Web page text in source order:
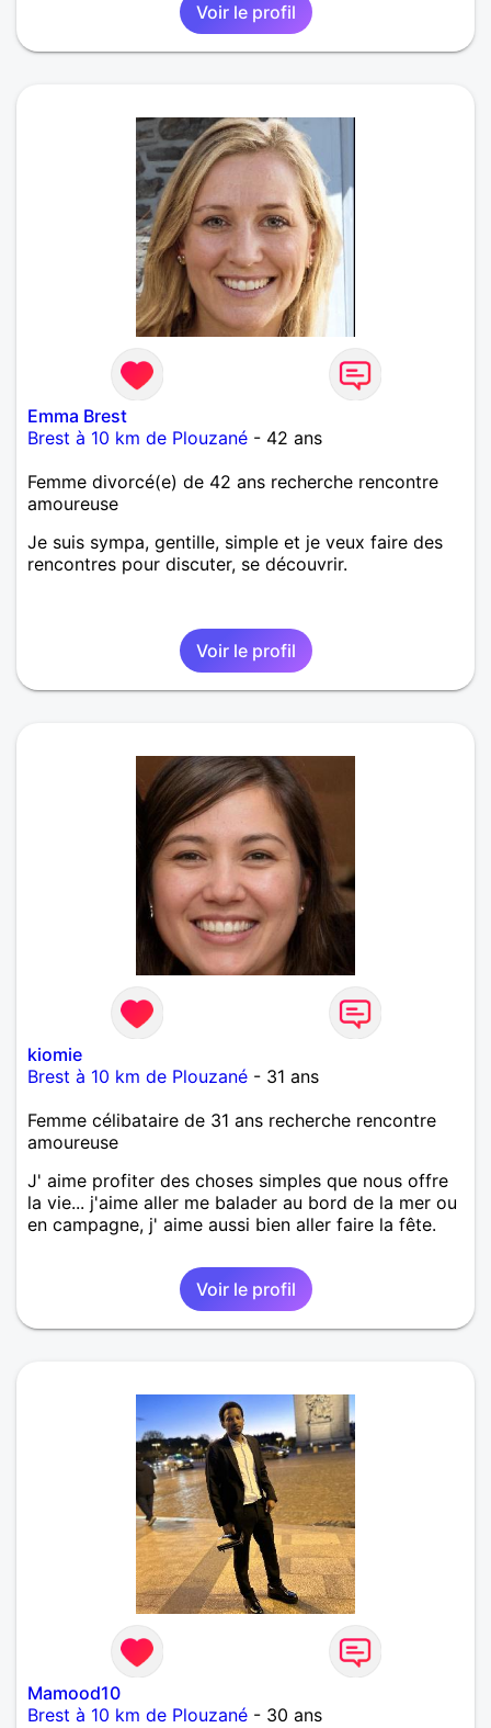
Voir le profil
Emma Brest
Brest à 10 km de Plouzané - 42 ans
Femme divorcé(e) de 42 ans recherche rencontre
amoureuse
Je suis sympa, gentille, simple et je veux faire des
rencontres pour discuter, se découvrir.
Voir le profil
kiomie
Brest à 10 km de Plouzané - 31 ans
Femme célibataire de 31 ans recherche rencontre
amoureuse
J' aime profiter des choses simples que nous offre
la vie... j'aime aller me balader au bord de la mer ou
en campagne, j' aime aussi bien aller faire la fête.
Voir le profil
Mamood10
Brest à 10 km de Plouzané - 30 ans